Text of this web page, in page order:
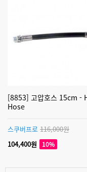
[8853] 고압호스 15cm -
Hose
스쿠버프로 116,000원
104,400원
10%